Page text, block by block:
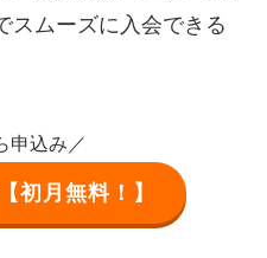
スムーズに入会できる
申込み／
初月無料！】